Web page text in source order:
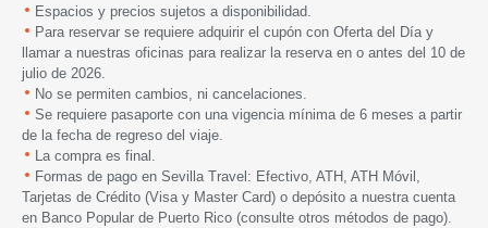
Espacios y precios sujetos a disponibilidad.
Para reservar se requiere adquirir el cupón con Oferta del Día y
llamar a nuestras oficinas para realizar la reserva en o antes del 10 de
julio de 2026.
No se permiten cambios, ni cancelaciones.
Se requiere pasaporte con una vigencia mínima de 6 meses a partir
de la fecha de regreso del viaje.
La compra es final.
Formas de pago en Sevilla Travel: Efectivo, ATH, ATH Móvil,
Tarjetas de Crédito (Visa y Master Card) o depósito a nuestra cuenta
en Banco Popular de Puerto Rico (consulte otros métodos de pago).